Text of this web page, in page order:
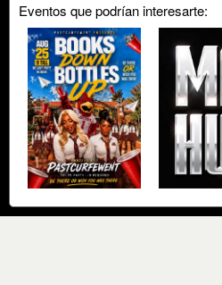
Eventos que podrían interesarte: